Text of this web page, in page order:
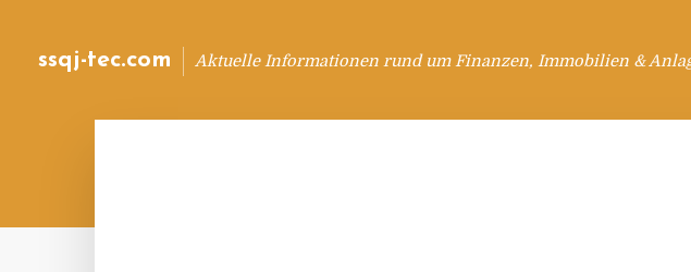
ssqj-tec.com Aktuelle Informationen rund um Finanzen, Immobilien &